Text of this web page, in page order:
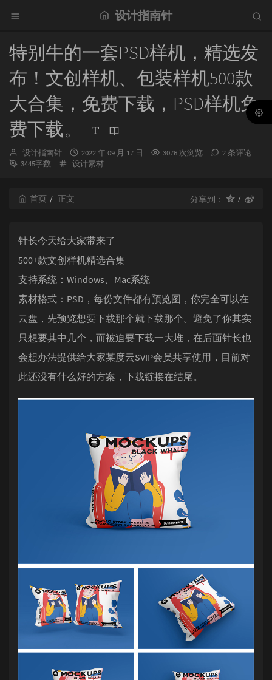
设计指南针
特别牛的一套PSD样机，精选发
布！文创样机、包装样机500款
大合集，免费下载，PSD样机免
费下载。
博
主：
设计指南针
发
布
2022 年 09 月 17 日 3076 次浏览
2 条评论
3445字数
分
设计素材
首页 正文 分享到：
针长今天给大家带来了
500+款文创样机精选合集
支持系统：Windows、Mac系统
素材格式：PSD，每份文件都有预览图，你完全可以在
云盘，先预览想要下载那个就下载那个。避免了你其实
只想要其中几个，而被迫要下载一大堆，在后面针长也
会想办法提供给大家某度云SVIP会员共享使用，目前对
此还没有什么好的方案，下载链接在结尾。